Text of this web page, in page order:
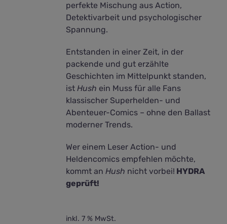
perfekte Mischung aus Action,
Detektivarbeit und psychologischer
Spannung.
Entstanden in einer Zeit, in der
packende und gut erzählte
Geschichten im Mittelpunkt standen,
istHush ein Muss für alle Fans
klassischer Superhelden- und
Abenteuer-Comics – ohne den Ballast
moderner Trends.
Wer einem Leser Action- und
Heldencomics empfehlen möchte,
kommt anHush nicht vorbei! HYDRA
geprüft!
inkl. 7 % MwSt.